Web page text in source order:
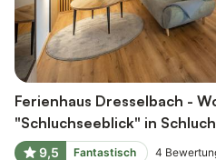
Ferienhaus Dresselbach -
"Schluchseeblick" in
9,5 Fantastisch 4